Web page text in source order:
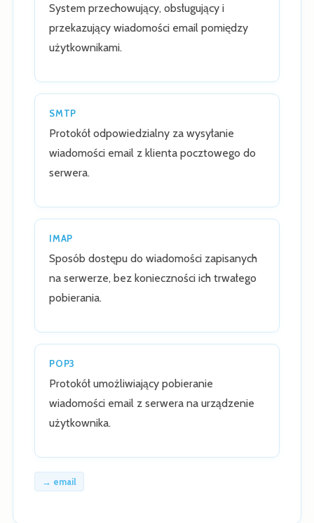
System przechowujący, obsługujący i
przekazujący wiadomości email pomiędzy
użytkownikami.
SMTP
Protokół odpowiedzialny za wysyłanie
wiadomości email z klienta pocztowego do
serwera.
IMAP
Sposób dostępu do wiadomości zapisanych
na serwerze, bez konieczności ich trwałego
pobierania.
POP3
Protokół umożliwiający pobieranie
wiadomości email z serwera na urządzenie
użytkownika.
→ email